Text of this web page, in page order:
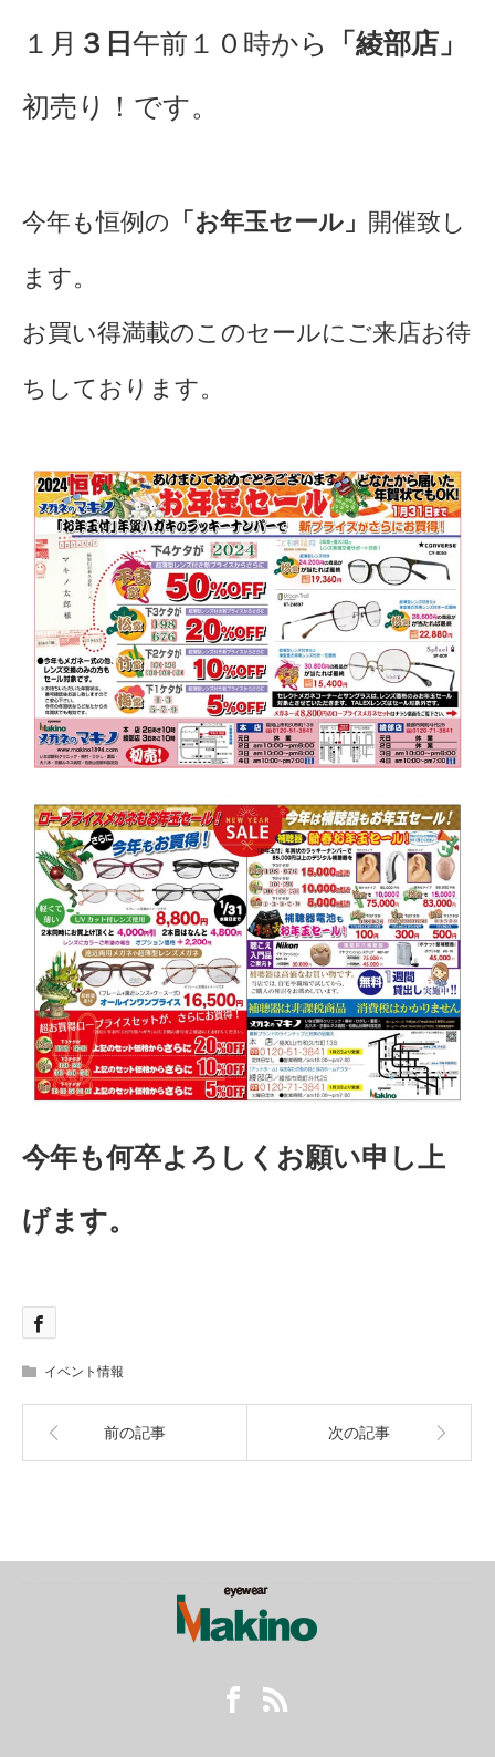
１月 ３日午前１０時から 「綾部店」
初売り！です。
今年も恒例の 「お年玉セール」 開催致し
ます。
お買い得満載のこのセールにご来店お待
ちしております。
今年も何卒よろしくお願い申し上
げます。
イベント情報
前の記事 次の記事